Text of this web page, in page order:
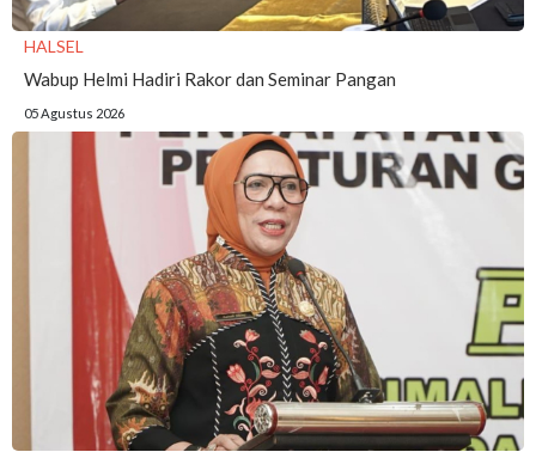
HALSEL
Wabup Helmi Hadiri Rakor dan Seminar Pangan
05 Agustus 2026